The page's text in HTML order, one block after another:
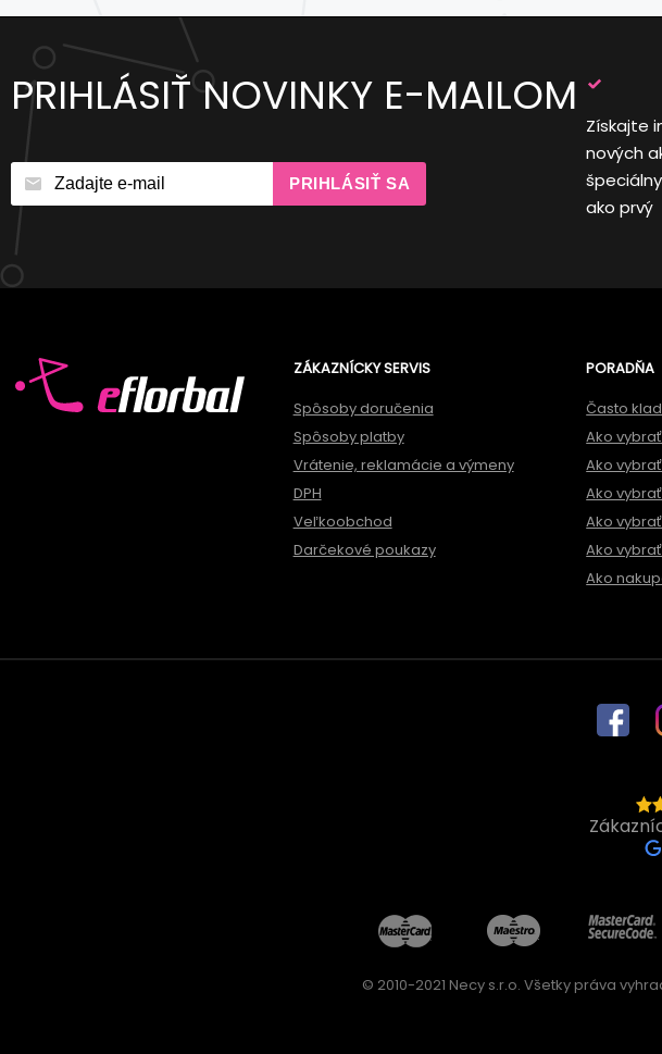
PRIHLÁSIŤ NOVINKY E-MAILOM
PRIHLÁSIŤ SA
Získajte
nových
ako prvý
ZÁKAZNÍCKY SERVIS
Spôsoby doručenia
Spôsoby platby
Vrátenie, reklamácie a výmeny
DPH
Veľkoobchod
Darčekové poukazy
PORADŇA
Často
Ako
Ako
Ako
Ako
Ako
Ako
© 2010-2021 Necy s.r.o. Všetky práva